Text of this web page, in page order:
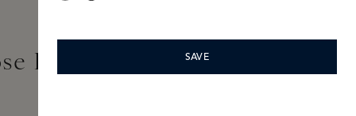
Eau de Parfum Refill
SAVE